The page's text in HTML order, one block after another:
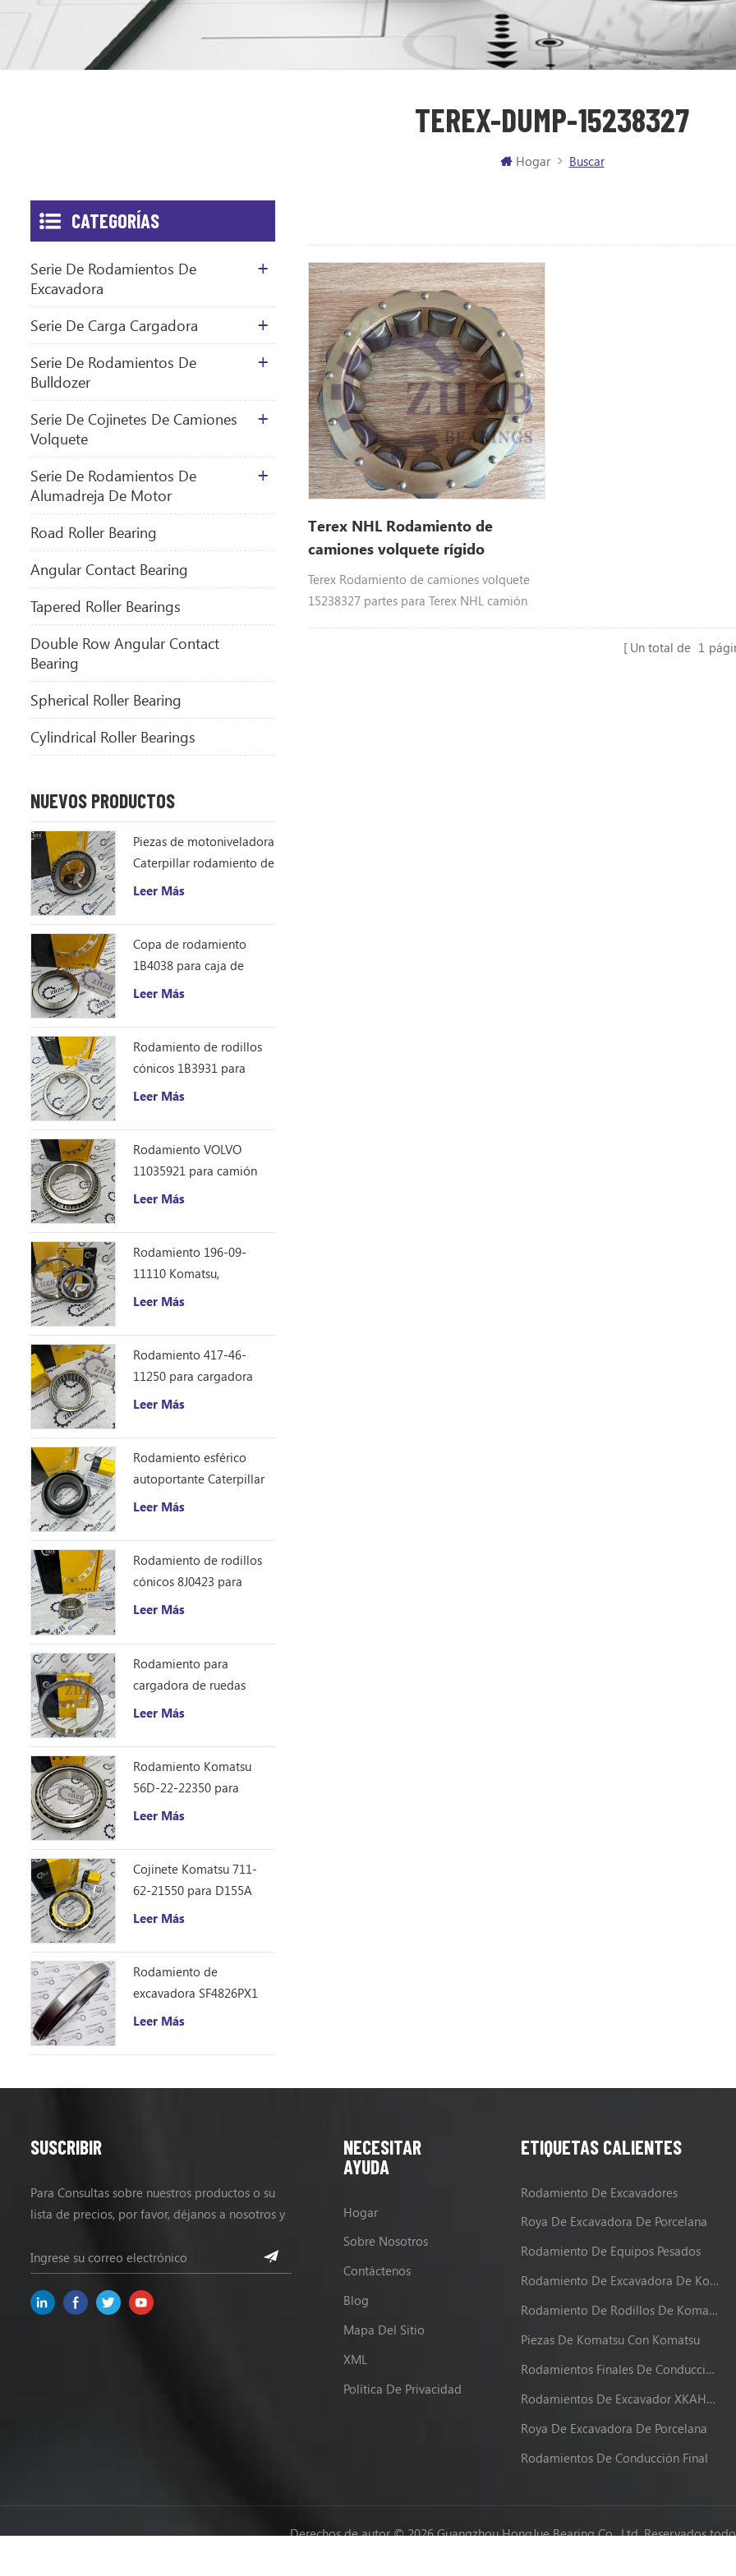
TEREX-DUMP-15238327
Hogar Buscar
Terex NHL Rodamiento de
camiones volquete rígido
15238327
Terex Rodamiento de camiones volquete
15238327 partes para Terex NHL camión
Un total de 1
CATEGORÍAS
Serie De Rodamientos De
Excavadora
Serie De Carga Cargadora
Serie De Rodamientos De
Bulldozer
Serie De Cojinetes De Camiones
Volquete
Serie De Rodamientos De
Alumadreja De Motor
​Road Roller Bearing
Angular Contact Bearing
Tapered Roller Bearings
Double Row Angular Contact
Bearing
Spherical Roller Bearing
Cylindrical Roller Bearings
NUEVOS PRODUCTOS
Piezas de motoniveladora
Caterpillar rodamiento de
rodillos cónicos 1B4043
ZHZB acero
Leer Más
Copa de rodamiento
1B4038 para caja de
engranajes del
de la motoniveladora
Leer Más
Rodamiento de rodillos
cónicos 1B3931 para
motoniveladora
140B repuestos
Leer Más
Rodamiento VOLVO
11035921 para camión
volquete articulado
Leer Más
Rodamiento 196-09-
11110 Komatsu,
repuestos para
Leer Más
Rodamiento 417-46-
11250 para cargadora
Komatsu WA150-6
Leer Más
Rodamiento esférico
autoportante Caterpillar
1401185
Leer Más
Rodamiento de rodillos
cónicos 8J0423 para
excavadora Caterpillar
Leer Más
Rodamiento para
cargadora de ruedas
Caterpillar 8S9076
Leer Más
Rodamiento Komatsu
56D-22-22350 para
camión volquete HM250
Leer Más
Cojinete Komatsu 711-
62-21550 para D155A
Leer Más
Rodamiento de
excavadora SF4826PX1
(240 * 310 * 33)
Leer Más
SUSCRIBIR
Para Consultas sobre nuestros productos o su
lista de precios, por favor, déjanos a nosotros y
NECESITAR
AYUDA
Hogar
Sobre Nosotros
Contáctenos
Blog
Mapa Del Sitio
XML
Política De Privacidad
ETIQUETAS CALIENTES
Rodamiento De Excavadores
Roya De Excavadora De Porcelana
Rodamiento De Equipos Pesados
Rodamiento De Excavadora De Komatsu
Rodamiento De Rodillos De Komatsu
Piezas De Komatsu Con Komatsu
Rodamientos Finales De Conducción XKAH-00340
Rodamientos De Excavador XKAH-00340
Roya De Excavadora De Porcelana
Rodamientos De Conducción Final
Derechos de autor © 2026 Guangzhou HongJue Bearing Co., Ltd. Reservados